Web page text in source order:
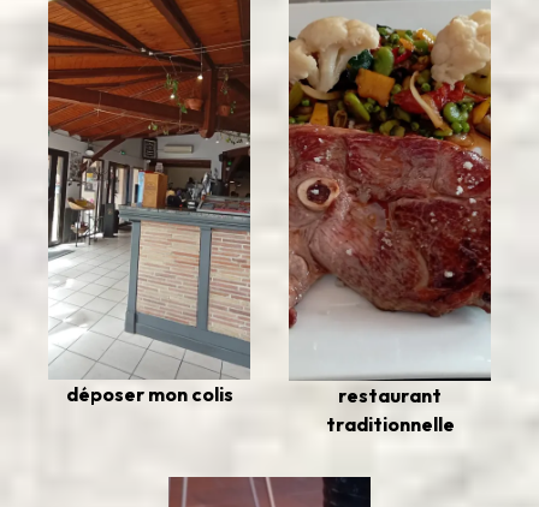
déposer mon colis
restaurant
traditionnelle